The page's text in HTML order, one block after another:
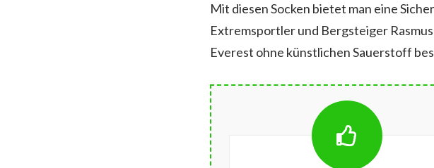
Mit diesen Socken bietet man eine
Extremsportler und Bergsteiger
Everest ohne künstlichen Sauerstoff